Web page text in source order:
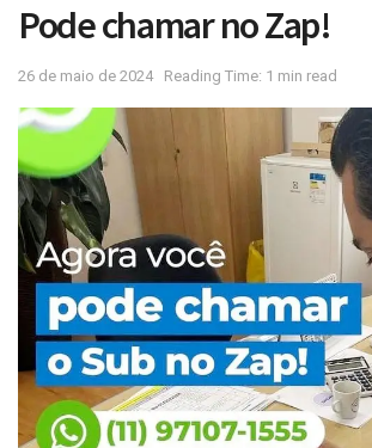
Pode chamar no Zap!
26 de maio de 2024 Reading Time: 1 min read